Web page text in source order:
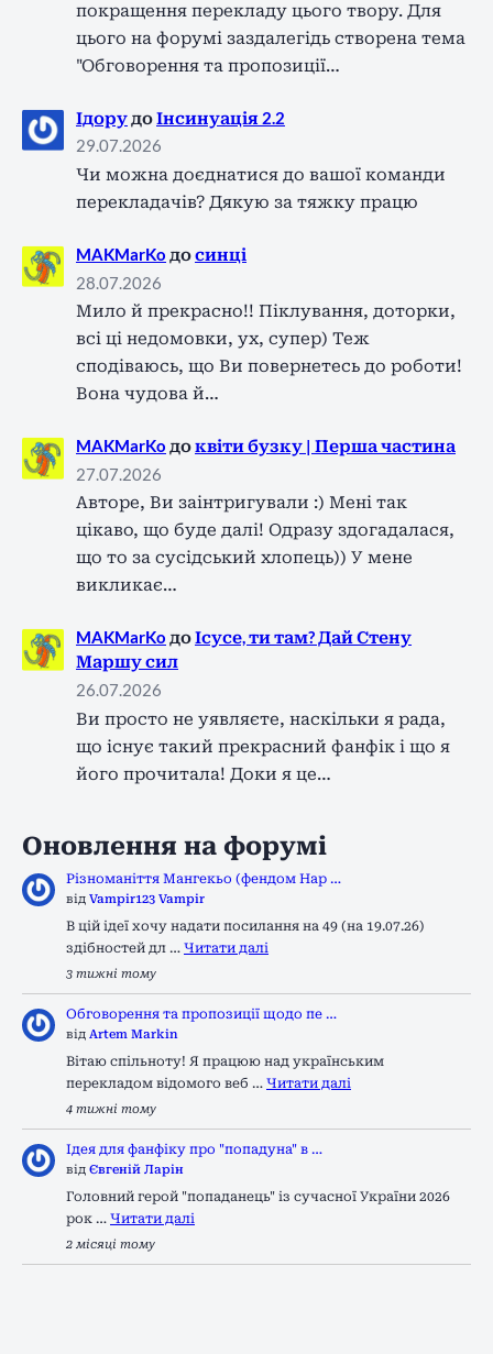
покращення перекладу цього твору. Для
цього на форумі заздалегідь створена тема
"Обговорення та пропозиції…
Ідору доІнсинуація 2.2
29.07.2026
Чи можна доєднатися до вашої команди
перекладачів? Дякую за тяжку працю
MAKMarKo досинці
28.07.2026
Мило й прекрасно!! Піклування, доторки,
всі ці недомовки, ух, супер) Теж
сподіваюсь, що Ви повернетесь до роботи!
Вона чудова й…
MAKMarKo доквіти бузку | Перша частина
27.07.2026
Авторе, Ви заінтригували :) Мені так
цікаво, що буде далі! Одразу здогадалася,
що то за сусідський хлопець)) У мене
викликає…
MAKMarKo доІсусе, ти там? Дай Стену
Маршу сил
26.07.2026
Ви просто не уявляєте, наскільки я рада,
що існує такий прекрасний фанфік і що я
його прочитала! Доки я це…
Оновлення на форумі
Різноманіття Мангекьо (фендом Нар …
від Vampir123 Vampir
В цій ідеї хочу надати посилання на 49 (на 19.07.26)
здібностей дл … Читати далі
3 тижні тому
Обговорення та пропозиції щодо пе …
від Artem Markin
Вітаю спільноту! Я працюю над українським
перекладом відомого веб … Читати далі
4 тижні тому
Ідея для фанфіку про "попадуна" в …
від Євгеній Ларін
Головний герой "попаданець" із сучасної України 2026
рок … Читати далі
2 місяці тому